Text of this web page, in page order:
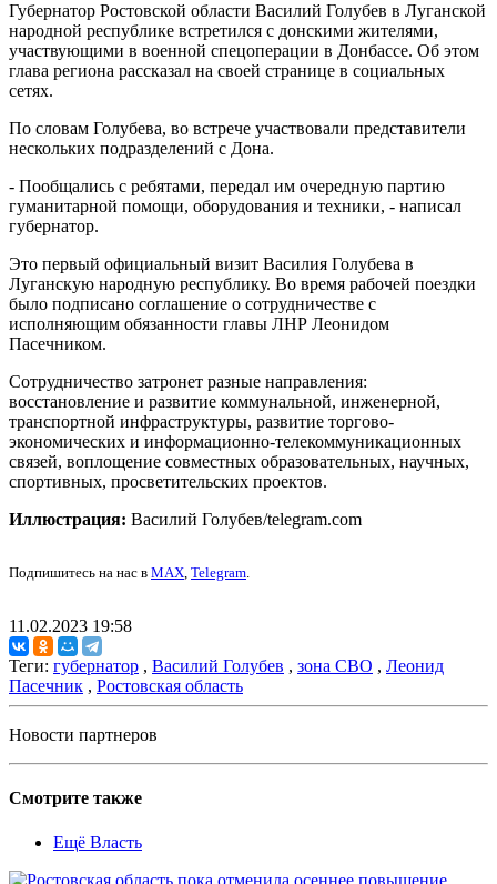
Губернатор Ростовской области Василий Голубев в Луганской
народной республике встретился с донскими жителями,
участвующими в военной спецоперации в Донбассе. Об этом
глава региона рассказал на своей странице в социальных
сетях.
По словам Голубева, во встрече участвовали представители
нескольких подразделений с Дона.
- Пообщались с ребятами, передал им очередную партию
гуманитарной помощи, оборудования и техники, - написал
губернатор.
Это первый официальный визит Василия Голубева в
Луганскую народную республику. Во время рабочей поездки
было подписано соглашение о сотрудничестве с
исполняющим обязанности главы ЛНР Леонидом
Пасечником.
Сотрудничество затронет разные направления:
восстановление и развитие коммунальной, инженерной,
транспортной инфраструктуры, развитие торгово-
экономических и информационно-телекоммуникационных
связей, воплощение совместных образовательных, научных,
спортивных, просветительских проектов.
Иллюстрация: Василий Голубев/telegram.com
Подпишитесь на нас в MAX, Telegram.
11.02.2023 19:58
Теги: губернатор , Василий Голубев , зона СВО , Леонид
Пасечник , Ростовская область
Новости партнеров
Смотрите также
Ещё Власть